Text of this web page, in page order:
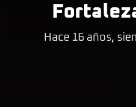
Hace 16 años,